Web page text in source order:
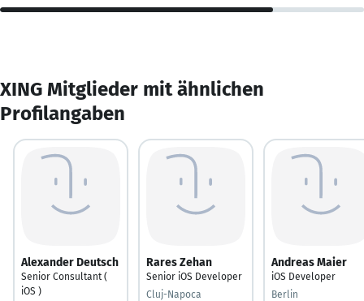
XING Mitglieder mit ähnlichen
Profilangaben
Alexander Deutsch
Senior Consultant (
iOS )
Rares Zehan
Senior iOS Developer
Cluj-Napoca
Andreas Maier
iOS Developer
Berlin